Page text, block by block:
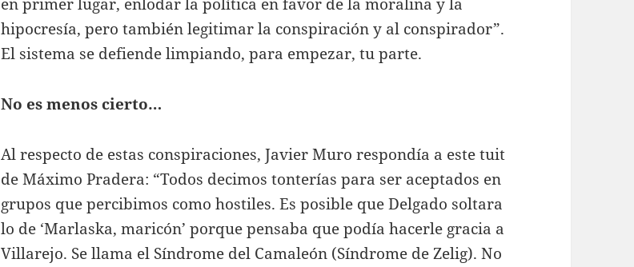
hipocresía, pero también legitimar la conspiración y al conspirador”.
El sistema se defiende limpiando, para empezar, tu parte.
No es menos cierto…
Al respecto de estas conspiraciones, Javier Muro respondía a este tuit
de Máximo Pradera: “Todos decimos tonterías para ser aceptados en
grupos que percibimos como hostiles. Es posible que Delgado soltara
lo de ‘Marlaska, maricón’ porque pensaba que podía hacerle gracia a
Villarejo. Se llama el Síndrome del Camaleón (Síndrome de Zelig). No